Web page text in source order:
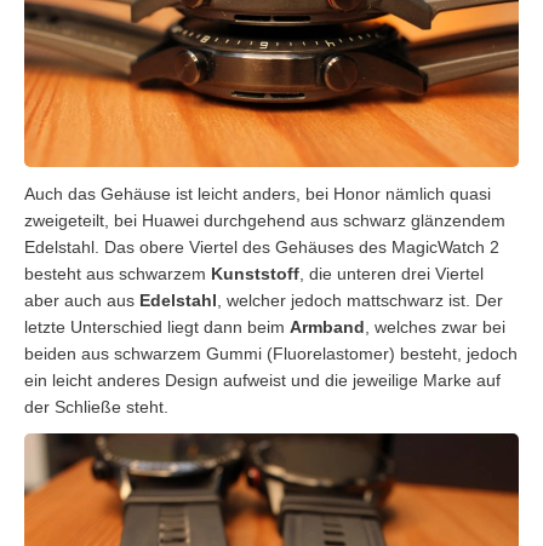
Auch das Gehäuse ist leicht anders, bei Honor nämlich quasi
zweigeteilt, bei Huawei durchgehend aus schwarz glänzendem
Edelstahl. Das obere Viertel des Gehäuses des MagicWatch 2
besteht aus schwarzem Kunststoff, die unteren drei Viertel
aber auch aus Edelstahl, welcher jedoch mattschwarz ist. Der
letzte Unterschied liegt dann beim Armband, welches zwar bei
beiden aus schwarzem Gummi (Fluorelastomer) besteht, jedoch
ein leicht anderes Design aufweist und die jeweilige Marke auf
der Schließe steht.